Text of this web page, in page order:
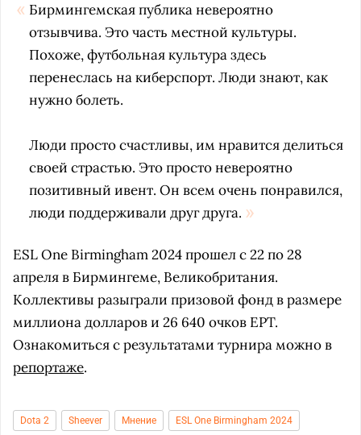
Бирмингемская публика невероятно
отзывчива. Это часть местной культуры.
Похоже, футбольная культура здесь
перенеслась на киберспорт. Люди знают, как
нужно болеть.
Люди просто счастливы, им нравится делиться
своей страстью. Это просто невероятно
позитивный ивент. Он всем очень понравился,
люди поддерживали друг друга.
ESL One Birmingham 2024 прошел с 22 по 28
апреля в Бирмингеме, Великобритания.
Коллективы разыграли призовой фонд в размере
миллиона долларов и 26 640 очков EPT.
Ознакомиться с результатами турнира можно в
репортаже.
Dota 2 Sheever Мнение ESL One Birmingham 2024